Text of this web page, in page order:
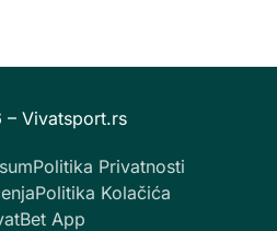
Politika Privatnosti
Politika Kolačića
App